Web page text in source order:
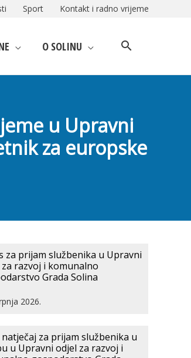
Sport Kontakt i radno vrijeme
O SOLINU
u Upravni
za europske
za prijam službenika u Upravni
razvoj i komunalno
Grada Solina
2026.
natječaj za prijam službenika u
u Upravni odjel za razvoj i